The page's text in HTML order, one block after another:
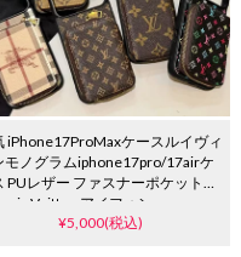
iPhone17ProMaxケースルイヴィ
モノグラムiphone17pro/17airケ
PUレザー ファスナーポケット付
Vuitton アイフォン
15Plusスマホケース 背面 手帳
¥5,000(税込)